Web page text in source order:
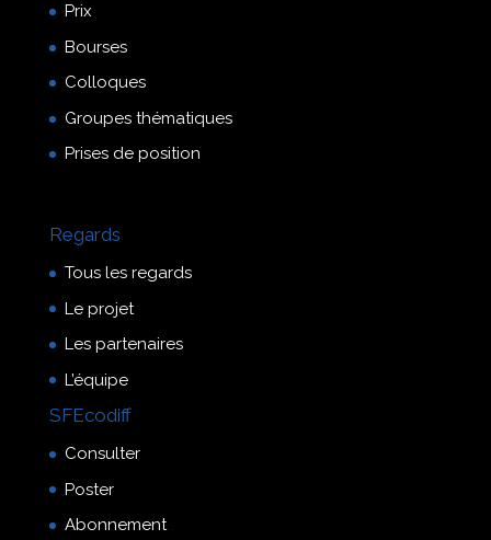
Prix
Bourses
Colloques
Groupes thématiques
Prises de position
Regards
Tous les regards
Le projet
Les partenaires
L’équipe
SFEcodiff
Consulter
Poster
Abonnement